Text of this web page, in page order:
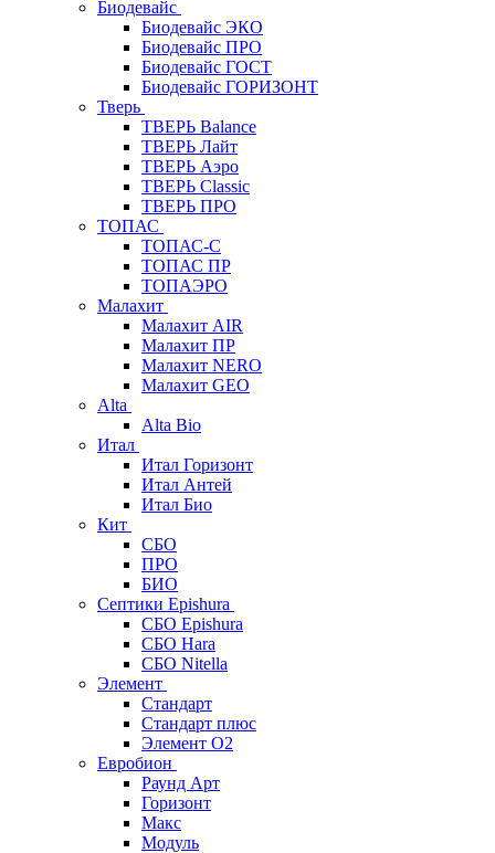
Биодевайс
Биодевайс ЭКО
Биодевайс ПРО
Биодевайс ГОСТ
Биодевайс ГОРИЗОНТ
Тверь
ТВЕРЬ Balance
ТВЕРЬ Лайт
ТВЕРЬ Аэро
ТВЕРЬ Classic
ТВЕРЬ ПРО
ТОПАС
ТОПАС-С
ТОПАС ПР
ТОПАЭРО
Малахит
Малахит AIR
Малахит ПР
Малахит NERO
Малахит GEO
Alta
Alta Bio
Итал
Итал Горизонт
Итал Антей
Итал Био
Кит
СБО
ПРО
БИО
Септики Epishura
СБО Epishura
СБО Hara
СБО Nitella
Элемент
Стандарт
Стандарт плюс
Элемент О2
Евробион
Раунд Арт
Горизонт
Макс
Модуль